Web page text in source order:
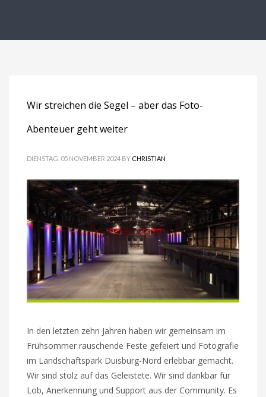
Wir streichen die Segel – aber das Foto-
Abenteuer geht weiter
DIENSTAG, 05 NOVEMBER 2024 BY CHRISTIAN
In den letzten zehn Jahren haben wir gemeinsam im
Frühsommer rauschende Feste gefeiert und Fotografie
im Landschaftspark Duisburg-Nord erlebbar gemacht.
Wir sind stolz auf das Geleistete. Wir sind dankbar für
Lob, Anerkennung und Support aus der Community. Es